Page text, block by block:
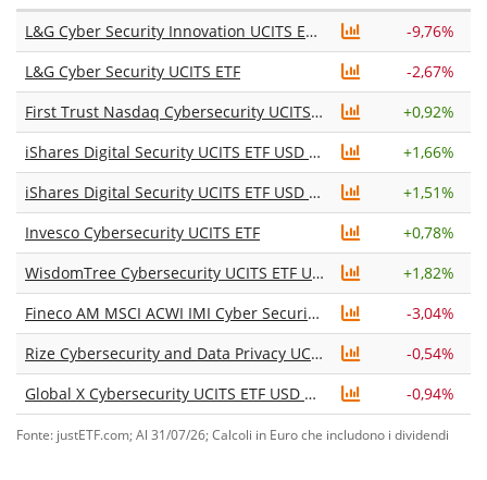
L&G Cyber Security Innovation UCITS ETF USD Acc -9,76%
L&G Cyber Security UCITS ETF
-2,67%
First Trust Nasdaq Cybersecurity UCITS ETF Acc
+0,92%
iShares Digital Security UCITS ETF USD (Acc)
+1,66%
iShares Digital Security UCITS ETF USD (Dist)
+1,51%
Invesco Cybersecurity UCITS ETF
+0,78%
WisdomTree Cybersecurity UCITS ETF USD Acc
+1,82%
Fineco AM MSCI ACWI IMI Cyber Security UCITS ETF EUR Acc
-3,04%
Rize Cybersecurity and Data Privacy UCITS ETF
-0,54%
Global X Cybersecurity UCITS ETF USD Accumulating
-0,94%
Fonte: justETF.com; Al 31/07/26; Calcoli in Euro che includono i dividendi